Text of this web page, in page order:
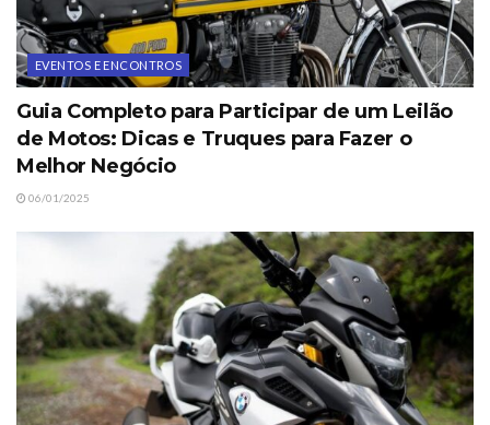
EVENTOS E ENCONTROS
Guia Completo para Participar de um Leilão
de Motos: Dicas e Truques para Fazer o
Melhor Negócio
06/01/2025